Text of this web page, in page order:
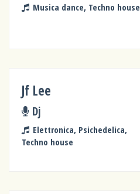
Musica dance, Techno house
Jf Lee
Dj
Elettronica, Psichedelica,
Techno house